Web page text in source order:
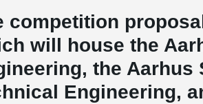
competition
will house the
the Aarhus
Engineering,